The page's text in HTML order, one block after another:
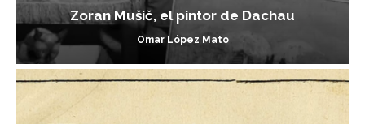
Zoran Mušič, el pintor de Dachau
Omar López Mato